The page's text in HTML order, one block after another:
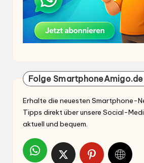
Folge SmartphoneAmigo.de
Erhalte die neuesten Smartphone-
Tipps direkt über unsere Social-
aktuell und bequem.